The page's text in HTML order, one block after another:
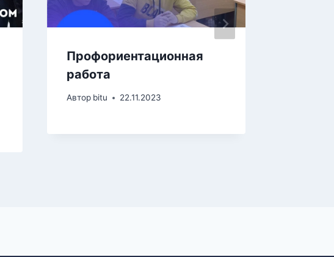
Профориентационная
работа
Автор bitu 22.11.2023